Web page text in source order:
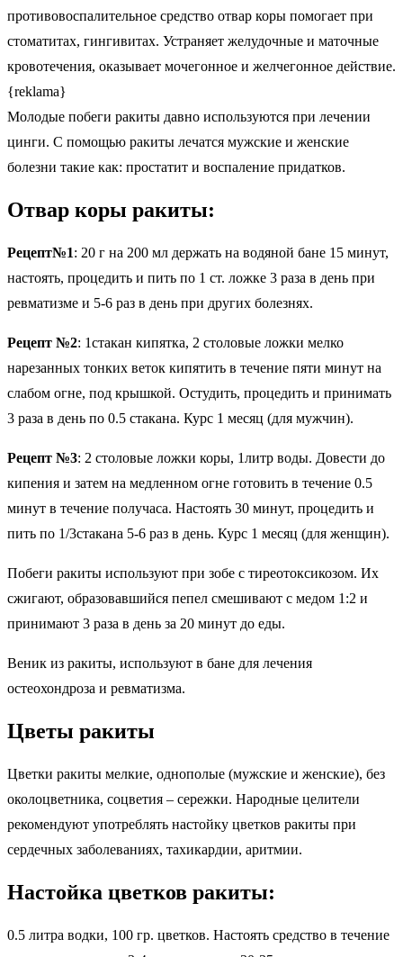
противовоспалительное средство отвар коры помогает при
стоматитах, гингивитах. Устраняет желудочные и маточные
кровотечения, оказывает мочегонное и желчегонное действие.
{reklama}
Молодые побеги ракиты давно используются при лечении
цинги. С помощью ракиты лечатся мужские и женские
болезни такие как: простатит и воспаление придатков.
Отвар коры ракиты:
Рецепт№1: 20 г на 200 мл держать на водяной бане 15 минут,
настоять, процедить и пить по 1 ст. ложке 3 раза в день при
ревматизме и 5-6 раз в день при других болезнях.
Рецепт №2: 1стакан кипятка, 2 столовые ложки мелко
нарезанных тонких веток кипятить в течение пяти минут на
слабом огне, под крышкой. Остудить, процедить и принимать
3 раза в день по 0.5 стакана. Курс 1 месяц (для мужчин).
Рецепт №3: 2 столовые ложки коры, 1литр воды. Довести до
кипения и затем на медленном огне готовить в течение 0.5
минут в течение получаса. Настоять 30 минут, процедить и
пить по 1/3стакана 5-6 раз в день. Курс 1 месяц (для женщин).
Побеги ракиты используют при зобе с тиреотоксикозом. Их
сжигают, образовавшийся пепел смешивают с медом 1:2 и
принимают 3 раза в день за 20 минут до еды.
Веник из ракиты, используют в бане для лечения
остеохондроза и ревматизма.
Цветы ракиты
Цветки ракиты мелкие, однополые (мужские и женские), без
околоцветника, соцветия – сережки. Народные целители
рекомендуют употреблять настойку цветков ракиты при
сердечных заболеваниях, тахикардии, аритмии.
Настойка цветков ракиты:
0.5 литра водки, 100 гр. цветков. Настоять средство в течение